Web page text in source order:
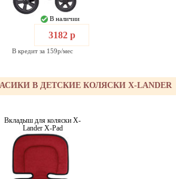
В наличии
3182 р
В кредит за 159р/мес
В ДЕТСКИЕ КОЛЯСКИ X-LANDER
Вкладыш для коляски X-
Lander X-Pad